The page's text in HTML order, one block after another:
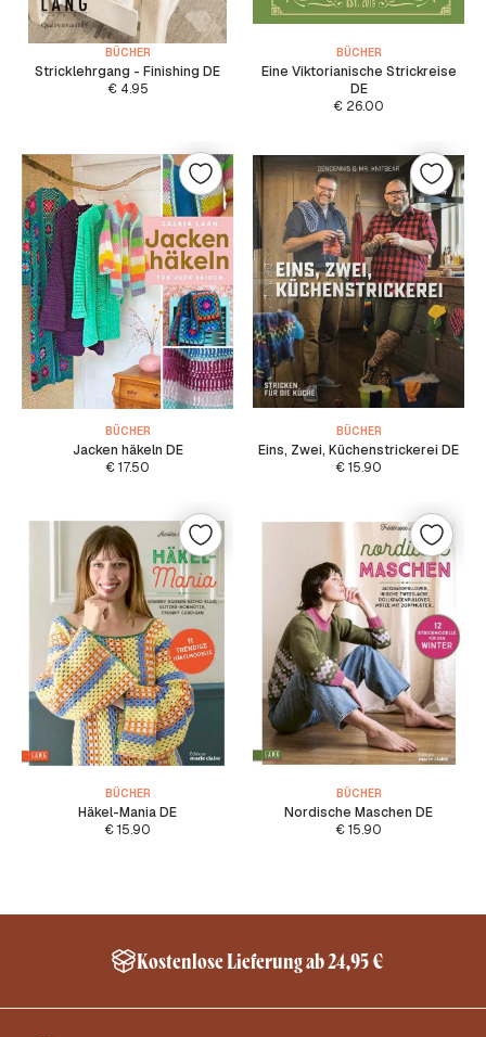
BÜCHER
Stricklehrgang - Finishing DE
€4.95
BÜCHER
Eine Viktorianische Strickreise
DE
€ 26.00
BÜCHER
Jacken häkeln DE
€17.50
BÜCHER
Eins, Zwei, Küchenstrickerei DE
€15.90
BÜCHER
Häkel-Mania DE
€15.90
BÜCHER
Nordische Maschen DE
€15.90
Kostenlose Lieferung ab 24,95 €